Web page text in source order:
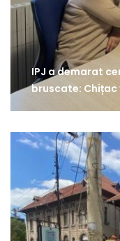
IPJ a demarat
bruscate: